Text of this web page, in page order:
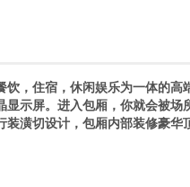
，住宿，休闲娱乐为一体的
示屏。进入包厢，你就会被场
潢切设计，包厢内部装修豪华